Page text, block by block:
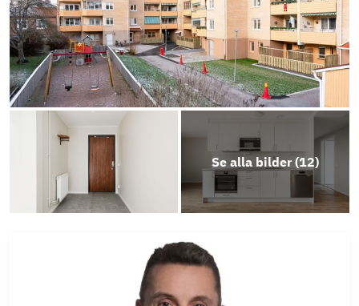
Stadgar HSB brf Wallmon
Årsredovisning 2023 i HSB brf Wallmon
Planlösning lgh 20 om 3 rok 70 kvm
Därför måste mäklaren ställa frågor
Erbjudande LF Bank
Se alla bilder (12)